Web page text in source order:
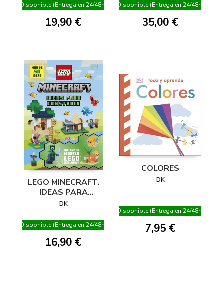
Disponible (Entrega en 24/48h)
19,90 €
Disponible (Entrega en 24/48h)
35,00 €
LEGO MINECRAFT.
IDEAS PARA
CONSTRUIR
DK
Disponible (Entrega en 24/48h)
16,90 €
COLORES
DK
Disponible (Entrega en 24/48h)
7,95 €